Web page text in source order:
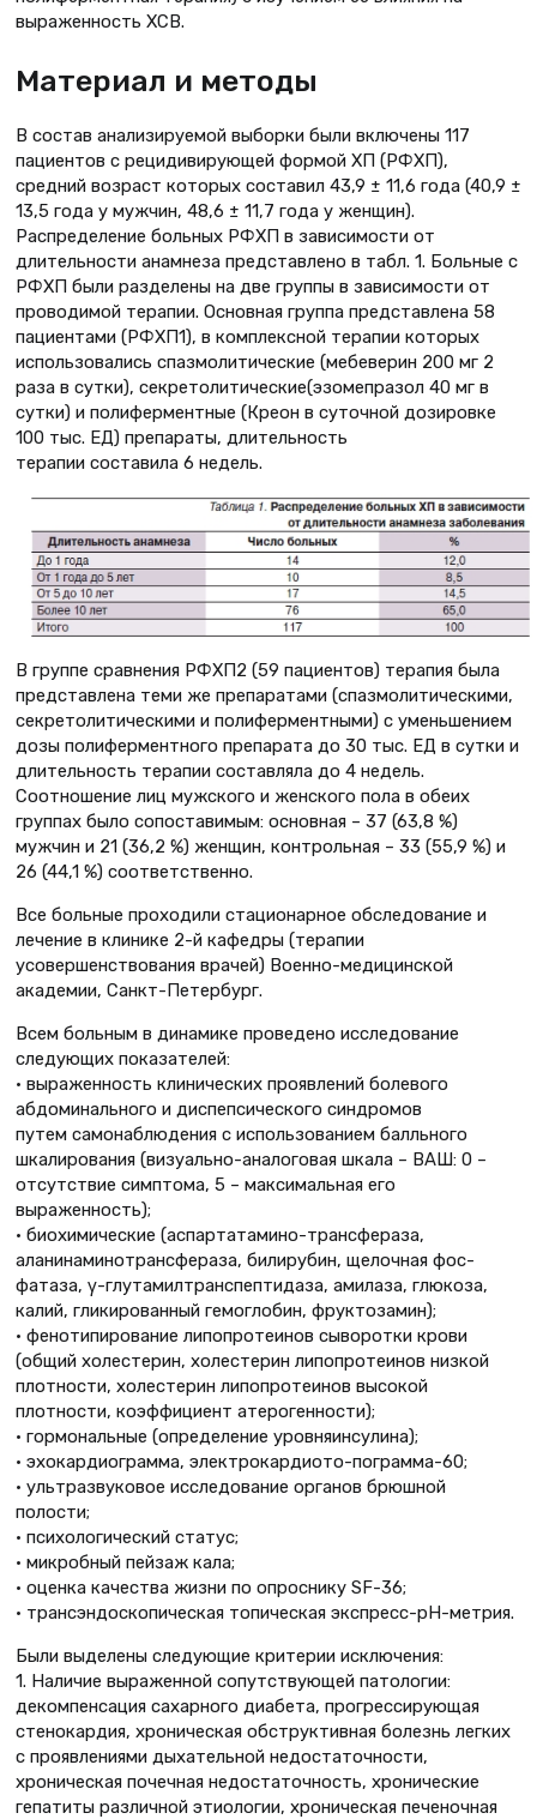
выраженность ХСВ.
Материал и методы
В состав анализируемой выборки были включены 117
пациентов с рецидивирующей формой ХП (РФХП),
средний возраст которых составил 43,9 ± 11,6 года (40,9 ±
13,5 года у мужчин, 48,6 ± 11,7 года у женщин).
Распределение больных РФХП в зависимости от
длительности анамнеза представлено в табл. 1. Больные с
РФХП были разделены на две группы в зависимости от
проводимой терапии. Основная группа представлена 58
пациентами (РФХП1), в комплексной терапии которых
использовались спазмолитические (мебеверин 200 мг 2
раза в сутки), секретолитические(эзомепразол 40 мг в
сутки) и полиферментные (Креон в суточной дозировке
100 тыс. ЕД) препараты, длительность
терапии составила 6 недель.
В группе сравнения РФХП2 (59 пациентов) терапия была
представлена теми же препаратами (спазмолитическими,
секретолитическими и полиферментными) с уменьшением
дозы полиферментного препарата до 30 тыс. ЕД в сутки и
длительность терапии составляла до 4 недель.
Соотношение лиц мужского и женского пола в обеих
группах было сопоставимым: основная – 37 (63,8 %)
мужчин и 21 (36,2 %) женщин, контрольная – 33 (55,9 %) и
26 (44,1 %) соответственно.
Все больные проходили стационарное обследование и
лечение в клинике 2-й кафедры (терапии
усовершенствования врачей) Военно-медицинской
академии, Санкт-Петербург.
Всем больным в динамике проведено исследование
следующих показателей:
• выраженность клинических проявлений болевого
абдоминального и диспепсического синдромов
путем самонаблюдения с использованием балльного
шкалирования (визуально-аналоговая шкала – ВАШ: 0 –
отсутствие симптома, 5 – максимальная его
выраженность);
• биохимические (аспартатамино-трансфераза,
аланинаминотрансфераза, билирубин, щелочная фос-
фатаза, γ-глутамилтранспептидаза, амилаза, глюкоза,
калий, гликированный гемоглобин, фруктозамин);
• фенотипирование липопротеинов сыворотки крови
(общий холестерин, холестерин липопротеинов низкой
плотности, холестерин липопротеинов высокой
плотности, коэффициент атерогенности);
• гормональные (определение уровняинсулина);
• эхокардиограмма, электрокардиото-пограмма-60;
• ультразвуковое исследование органов брюшной
полости;
• психологический статус;
• микробный пейзаж кала;
• оценка качества жизни по опроснику SF-36;
• трансэндоскопическая топическая экспресс-рН-метрия.
Были выделены следующие критерии исключения:
1. Наличие выраженной сопутствующей патологии:
декомпенсация сахарного диабета, прогрессирующая
стенокардия, хроническая обструктивная болезнь легких
с проявлениями дыхательной недостаточности,
хроническая почечная недостаточность, хронические
гепатиты различной этиологии, хроническая печеночная